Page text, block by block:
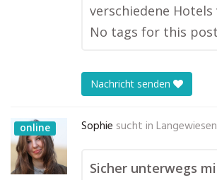
verschiedene Hotels
No tags for this
Nachricht senden
online Sophie sucht in Langewiesen
Sicher unterwegs